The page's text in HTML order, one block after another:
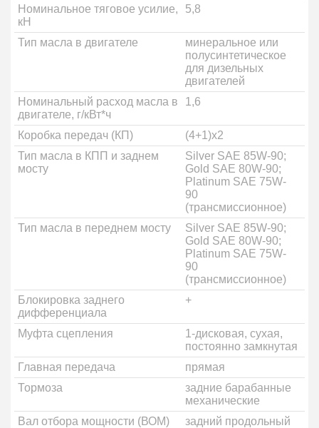
Номинальное тяговое усилие,
кН
5,8
Тип масла в двигателе
минеральное или
полусинтетическое
для дизельных
двигателей
Номинальный расход масла в
двигателе, г/кВт*ч
1,6
Коробка передач (КП)
(4+1)х2
Тип масла в КПП и заднем
мосту
Silver SAE 85W-90;
Gold SAE 80W-90;
Platinum SAE 75W-
90
(трансмиссионное)
Тип масла в переднем мосту
Silver SAE 85W-90;
Gold SAE 80W-90;
Platinum SAE 75W-
90
(трансмиссионное)
Блокировка заднего
дифференциала
+
Муфта сцепления
1-дисковая, сухая,
постоянно замкнутая
Главная передача
прямая
Тормоза
задние барабанные
механические
Вал отбора мощности (ВОМ)
задний продольный